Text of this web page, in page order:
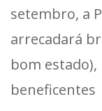
setembro, a
arrecadará
bom
beneficentes